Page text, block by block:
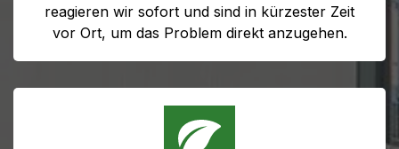
reagieren wir sofort und sind in kürzester Zeit
vor Ort, um das Problem direkt anzugehen.